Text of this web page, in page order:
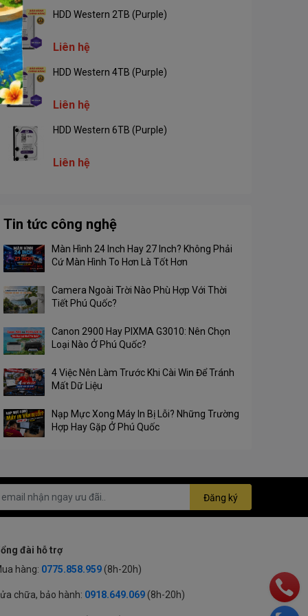
Nhu cầu sử dụng Văn phòng/ Game
HDD Western 2TB (Purple)
Liên hệ
HDD Western 4TB (Purple)
Liên hệ
HDD Western 6TB (Purple)
Liên hệ
Tin tức công nghệ
Màn Hình 24 Inch Hay 27 Inch? Không Phải
Cứ Màn Hình To Hơn Là Tốt Hơn
Camera Ngoài Trời Nào Phù Hợp Với Thời
Tiết Phú Quốc?
Canon 2900 Hay PIXMA G3010: Nên Chọn
Loại Nào Ở Phú Quốc?
4 Việc Nên Làm Trước Khi Cài Win Để Tránh
Mất Dữ Liệu
Nạp Mực Xong Máy In Bị Lỗi? Những Trường
Hợp Hay Gặp Ở Phú Quốc
Đăng ký
đài hỗ trợ
hàng: 0775.858.959 (8h-20h)
chữa, bảo hành: 0918.649.069 (8h-20h)